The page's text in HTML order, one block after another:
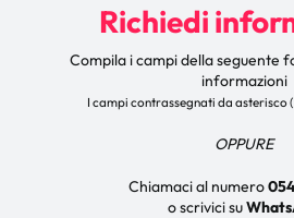
Richiedi
Compila i campi della seguente
informazioni
I campi contrassegnati da
OPPURE
Chiamaci al numero
o scrivici su